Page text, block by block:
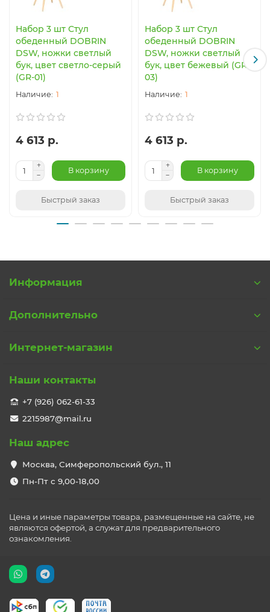
Набор 3 шт Стул
обеденный DOBRIN
DSW, ножки светлый
бук, цвет светло-серый
(GR-01)
1
4 613 р.
В корзину
Быстрый заказ
Набор 3 шт Стул
обеденный DOBRIN
DSW, ножки светлый
бук, цвет бежевый (GR-
03)
1
4 613 р.
В корзину
Быстрый заказ
Информация
Дополнительно
Интернет-магазин
Наши контакты
+7 (926) 062-61-33
2215987@mail.ru
Наш адрес
Москва, Симферопольский бул., 11
Пн-Пт с 9,00-18,00
Цена и иные параметры товара, размещенные на сайте, не
являются офертой, а служат для предварительного
ознакомления.